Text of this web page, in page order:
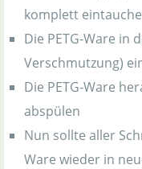
komplett
Die PETG-Ware in
Verschmutzung)
Die PETG-Ware
abspülen
Nun sollte aller
Ware wieder in